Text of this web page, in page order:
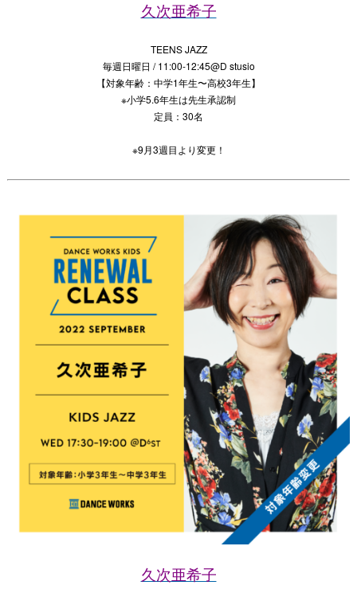
久次亜希子
TEENS JAZZ
毎週日曜日 / 11:00-12:45@D stusio
【対象年齢：中学1年生〜高校3年生】
※小学5.6年生は先生承認制
定員：30名
※9月3週目より変更！
久次亜希子